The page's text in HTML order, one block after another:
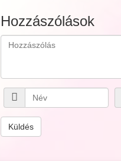
Hozzászólások
Küldés